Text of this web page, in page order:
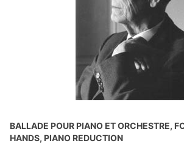
BALLADE POUR PIANO ET ORCHESTRE,
HANDS, PIANO REDUCTION